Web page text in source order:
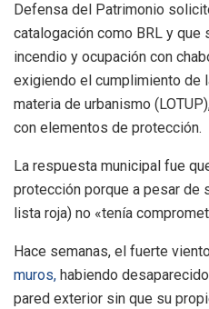
Defensa del Patrimonio
catalogación como BRL y
incendio y ocupación con
exigiendo el cumplimiento de
materia de urbanismo
con elementos de protección.
La respuesta municipal fue
protección porque a pesar de
lista roja) no «tenía
Hace semanas, el fuerte viento
muros, habiendo
pared exterior sin que su